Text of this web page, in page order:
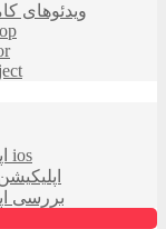
ویدئوهای
اپلیکیشن ios
بررسی